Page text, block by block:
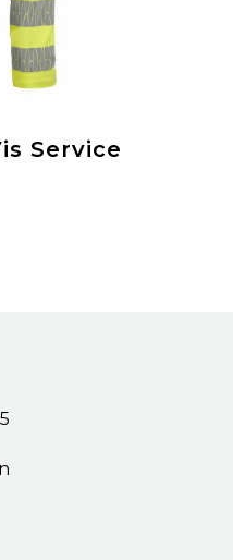
Service